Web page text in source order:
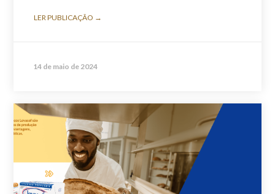
LER PUBLICAÇÃO →
14 de maio de 2024